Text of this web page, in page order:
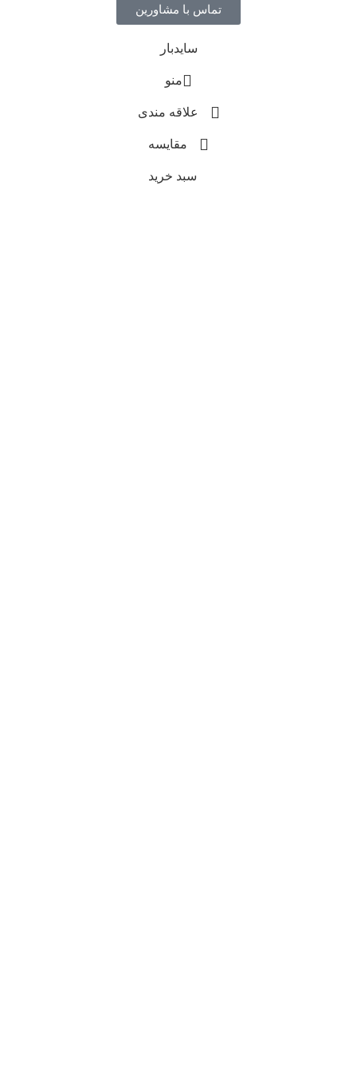
تماس با مشاورین
سایدبار
منو
علاقه مندی
مقایسه
سبد خرید